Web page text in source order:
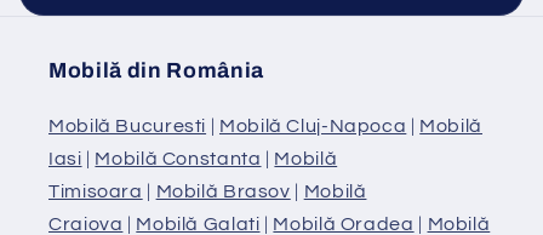
Mobilă din România
Mobilă Bucuresti | Mobilă Cluj-Napoca | Mobilă
Iasi | Mobilă Constanta | Mobilă
Timisoara | Mobilă Brasov | Mobilă
Craiova | Mobilă Galati | Mobilă Oradea | Mobilă